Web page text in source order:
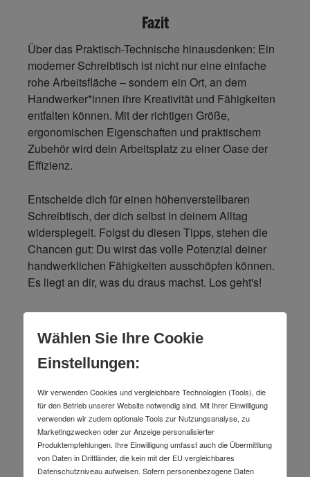
Fazit
Über das Praktisch-Technische hinausdenken: Ein
moderner Schreibtisch ist nicht nur eine einfache
rohe Arbeitsfläche – sondern ein Ort, an dem
Handwerker*innen ihre Kreativität und Fähigkeiten
entfalten können. Mit der richtigen Größe,
ergonomischen Eigenschaften und praktischem
Zubehör wird dein Arbeitsplatz zu einer Oase der
Effizienz.
Entscheide dich für einen höhenverstellbaren
Schreibtisch, der dich selbst in deinem Alltag
widerspiegelt. Folgst du diesen Tipps, stehen die
Chancen gut: Du wirst das volle Potenzial deiner
handwerklichen Fähigkeiten ausschöpfen können.
Es liegt an dir, was du draus machst. Los geht's!
Alles rund um den Schreibtisch
-13 %
STIER Elektrisch Höhenverstellbarer
118cm
Art.-Nr.c88961780(4 Varianten verfügbar)
Lieferzeit: 2-4 Arbeitstage
UVP 661,10 €
Wählen Sie Ihre Cookie
Einstellungen:
Wir verwenden Cookies und vergleichbare Technologien (Tools), die
für den Betrieb unserer Website notwendig sind. Mit Ihrer Einwilligung
verwenden wir zudem optionale Tools zur Nutzungsanalyse, zu
Marketingzwecken oder zur Anzeige personalisierter
Produktempfehlungen. Ihre Einwilligung umfasst auch die Übermittlung
von Daten in Drittländer, die kein mit der EU vergleichbares
Datenschutzniveau aufweisen. Sofern personenbezogene Daten